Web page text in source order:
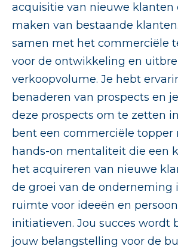
acquisitie van nieuwe klanten
maken van bestaande
samen met het commerciële
voor de ontwikkeling en
verkoopvolume. Je hebt
benaderen van prospects en
deze prospects om te zetten
bent een commerciële topper
hands-on mentaliteit die een
het acquireren van nieuwe
de groei van de onderneming
ruimte voor ideeën en
initiatieven. Jou succes wordt
jouw belangstelling voor de